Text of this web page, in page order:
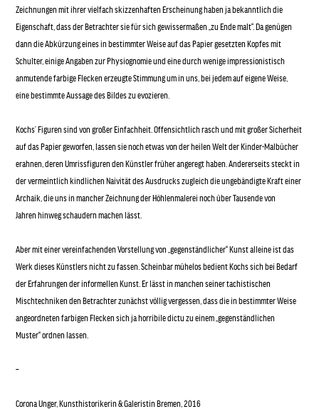
Zeichnungen mit ihrer vielfach skizzenhaften Erscheinung haben ja bekanntlich die
Eigenschaft, dass der Betrachter sie für sich gewissermaßen „zu Ende malt“. Da genügen
dann die Abkürzung eines in bestimmter Weise auf das Papier gesetzten Kopfes mit
Schulter, einige Angaben zur Physiognomie und eine durch wenige impressionistisch
anmutende farbige Flecken erzeugte Stimmung um in uns, bei jedem auf eigene Weise,
eine bestimmte Aussage des Bildes zu evozieren.
Kochs’ Figuren sind von großer Einfachheit. Offensichtlich rasch und mit großer Sicherheit
auf das Papier geworfen, lassen sie noch etwas von der heilen Welt der Kinder-Malbücher
erahnen, deren Umrissfiguren den Künstler früher angeregt haben. Andererseits steckt in
der vermeintlich kindlichen Naivität des Ausdrucks zugleich die ungebändigte Kraft einer
Archaik, die uns in mancher Zeichnung der Höhlenmalerei noch über Tausende von
Jahren hinweg schaudern machen lässt.
Aber mit einer vereinfachenden Vorstellung von „gegenständlicher“ Kunst alleine ist das
Werk dieses Künstlers nicht zu fassen. Scheinbar mühelos bedient Kochs sich bei Bedarf
der Erfahrungen der informellen Kunst. Er lässt in manchen seiner tachistischen
Mischtechniken den Betrachter zunächst völlig vergessen, dass die in bestimmter Weise
angeordneten farbigen Flecken sich ja horribile dictu zu einem „gegenständlichen
Muster“ ordnen lassen.
–
Corona Unger, Kunsthistorikerin & Galeristin Bremen, 2016